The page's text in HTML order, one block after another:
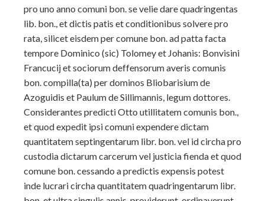
pro uno anno comuni bon. se velie dare quadringentas
lib. bon., et dictis patis et conditionibus solvere pro
rata, silicet eisdem per comune bon. ad patta facta
tempore Dominico (sic) Tolomey et Johanis: Bonvisini
Francucij et sociorum deffensorum averis comunis
bon. compilla(ta) per dominos Bliobarisium de
Azoguidis et Paulum de Sillimannis, legum dottores.
Considerantes predicti Otto utillitatem comunis bon.,
et quod expedit ipsi comuni expendere dictam
quantitatem septingentarum libr. bon. vel id circha pro
custodia dictarum carcerum vel justicia fienda et quod
comune bon. cessando a predictis expensis potest
inde lucrari circha quantitatem quadringentarum libr.